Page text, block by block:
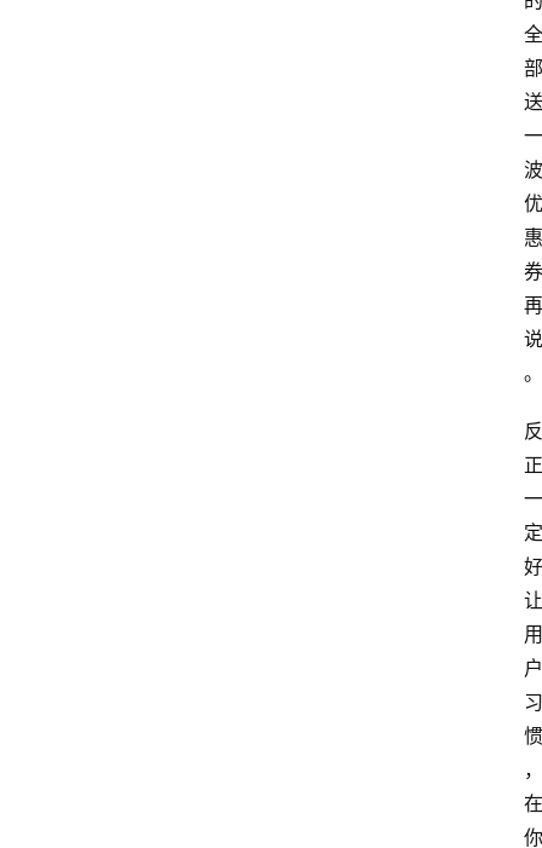
全
部
送
一
波
优
惠
券
再
说
。
反
正
一
定
好
让
用
户
习
惯
，
在
你